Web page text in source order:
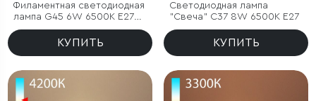
Филаментная светодиодная
лампа G45 6W 6500K E27
тонированная
КУПИТЬ
Светодиодная лампа
"Свеча" C37 8W 6500K E27
КУПИТЬ